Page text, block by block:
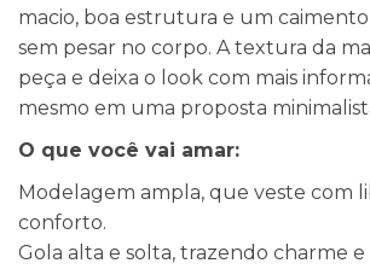
macio, boa estrutura e um
sem pesar no corpo. A textura da
peça e deixa o look com mais
mesmo em uma proposta
O que você vai amar:
Modelagem ampla, que veste com
conforto.
Gola alta e solta, trazendo charme